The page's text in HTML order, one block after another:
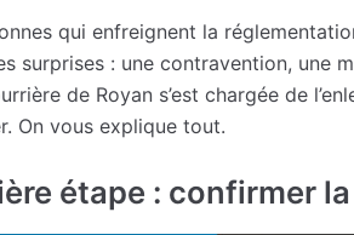
qui enfreignent la
surprises : une contravention, une
de Royan s’est chargée de
On vous explique tout.
étape : confirmer